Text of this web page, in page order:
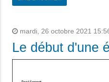
mardi, 26 octobre 2021
Le début d'une